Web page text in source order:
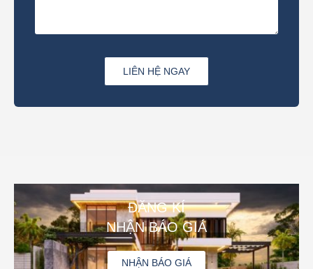
LIÊN HỆ NGAY
ĐĂNG KÍ
NHẬN BÁO GIÁ
NHẬN BÁO GIÁ